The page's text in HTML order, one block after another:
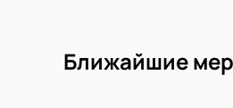
Ближайшие